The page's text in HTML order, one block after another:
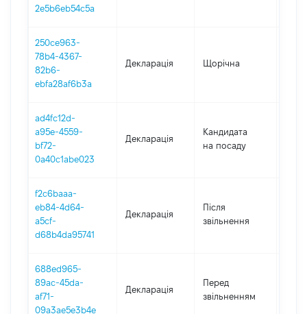
2e5b6eb54c5a
250ce963-
78b4-4367-
82b6-
ebfa28af6b3a
Декларація Щорічна
ad4fc12d-
a95e-4559-
bf72-
0a40c1abe023
Декларація
Кандидата
на посаду
f2c6baaa-
eb84-4d64-
a5cf-
d68b4da95741
Декларація
Після
звільнення
688ed965-
89ac-45da-
af71-
09a3ae5e3b4e
Декларація
Перед
звільненням